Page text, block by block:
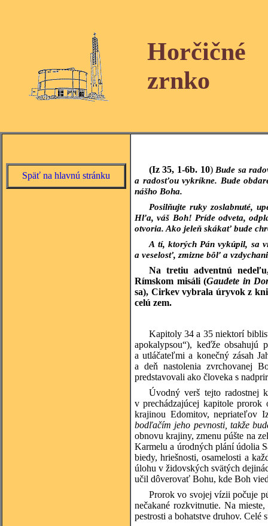
Horčičné
zrnko
Späť na hlavnú stránku
(Iz 35, 1-6b. 10) Bude sa
a radosťou vykríkne. Bude
nášho Boha.
Posilňujte ruky zoslabnuté,
Hľa, váš Boh! Príde odveta,
otvoria. Ako jeleň skákať bude
A tí, ktorých Pán vykúpil, sa
a veselosť, zmizne bôľ a
Na tretiu adventnú
Rímskom misáli (Gaudete in
sa), Cirkev vybrala úryvok z
celú zem.
Kapitoly 34 a 35 niektorí
apokalypsou“), keďže obsahujú
a utláčateľmi a konečný zásah
a deň nastolenia zvrchovanej
predstavovali ako človeka s
Úvodný verš tejto radostnej
v prechádzajúcej kapitole prorok
krajinou Edomitov, nepriateľov
bodľačím jeho pevnosti, takže
obnovu krajiny, zmenu púšte na
Karmelu a úrodných plání údolia
biedy, hriešnosti, osamelosti a
úlohu v židovských svätých
učil dôverovať Bohu, kde Boh
Prorok vo svojej vízii počuje
nečakané rozkvitnutie. Na
pestrosti a bohatstve druhov. Celé